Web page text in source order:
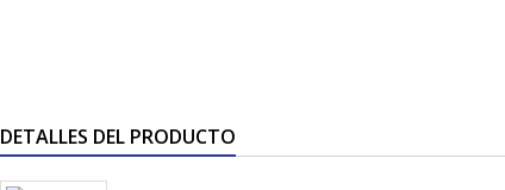
DETALLES DEL PRODUCTO